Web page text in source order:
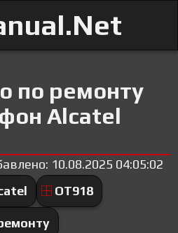
по ремонту
Alcatel
10.08.2025 04:05:02
OT918